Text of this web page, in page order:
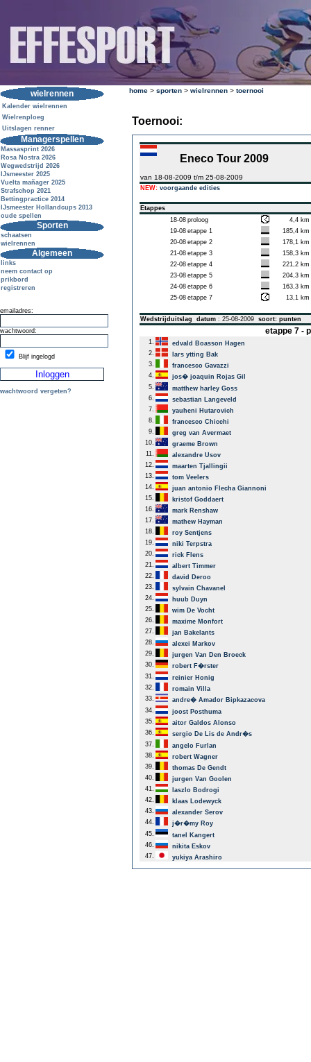
wielrennen
Kalender wielrennen
Wielrenploeg
Uitslagen renner
Managerspellen
Massasprint 2026
Rosa Nostra 2026
Wegwedstrijd 2026
IJsmeester 2025
Vuelta mañager 2025
Strafschop 2021
Bettingpractice 2014
IJsmeester Hollandcups 2013
oude spellen
Sporten
schaatsen
wielrennen
Algemeen
links
neem contact op
prikbord
registreren
emailadres:
wachtwoord:
Blijf ingelogd
wachtwoord vergeten?
home > sporten > wielrennen > toernooi
Toernooi:
Eneco Tour 2009
van 18-08-2009 t/m 25-08-2009
NEW: voorgaande edities
Etappes
18-08 proloog
4,4 km
19-08 etappe 1
185,4 km
20-08 etappe 2
178,1 km
21-08 etappe 3
158,3 km
22-08 etappe 4
221,2 km
23-08 etappe 5
204,3 km
24-08 etappe 6
163,3 km
25-08 etappe 7 13,1 km
Wedstrijduitslag datum : 25-08-2009 soort: punten
etappe 7 -
1.
edvald Boasson Hagen
2.
lars ytting Bak
3.
francesco Gavazzi
4.
jos� joaquin Rojas Gil
5.
matthew harley Goss
6.
sebastian Langeveld
7.
yauheni Hutarovich
8.
francesco Chicchi
9.
greg van Avermaet
10.
graeme Brown
11.
alexandre Usov
12.
maarten Tjallingii
13.
tom Veelers
14.
juan antonio Flecha Giannoni
15.
kristof Goddaert
16.
mark Renshaw
17.
mathew Hayman
18.
roy Sentjens
19.
niki Terpstra
20.
rick Flens
21.
albert Timmer
22.
david Deroo
23.
sylvain Chavanel
24.
huub Duyn
25.
wim De Vocht
26.
maxime Monfort
27.
jan Bakelants
28.
alexei Markov
29.
jurgen Van Den Broeck
30.
robert F�rster
31.
reinier Honig
32.
romain Villa
33.
andre� Amador Bipkazacova
34.
joost Posthuma
35.
aitor Galdos Alonso
36.
sergio De Lis de Andr�s
37.
angelo Furlan
38.
robert Wagner
39.
thomas De Gendt
40.
jurgen Van Goolen
41.
laszlo Bodrogi
42.
klaas Lodewyck
43.
alexander Serov
44.
j�r�my Roy
45.
tanel Kangert
46.
nikita Eskov
47.
yukiya Arashiro